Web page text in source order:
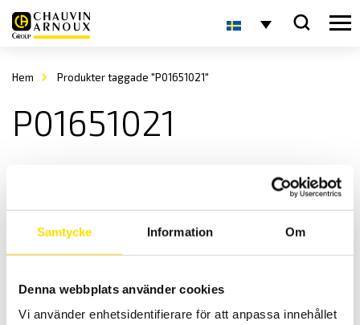
Samtycke Information Om
Denna webbplats använder cookies
Vi använder enhetsidentifierare för att anpassa innehållet
Hem Produkter taggade "P01651021"
P01651021
Tillbehör till CA1510
Tillbehör för inomhuslogger CA1510.